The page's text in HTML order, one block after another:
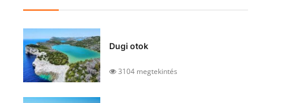
Dugi otok
3104 megtekintés